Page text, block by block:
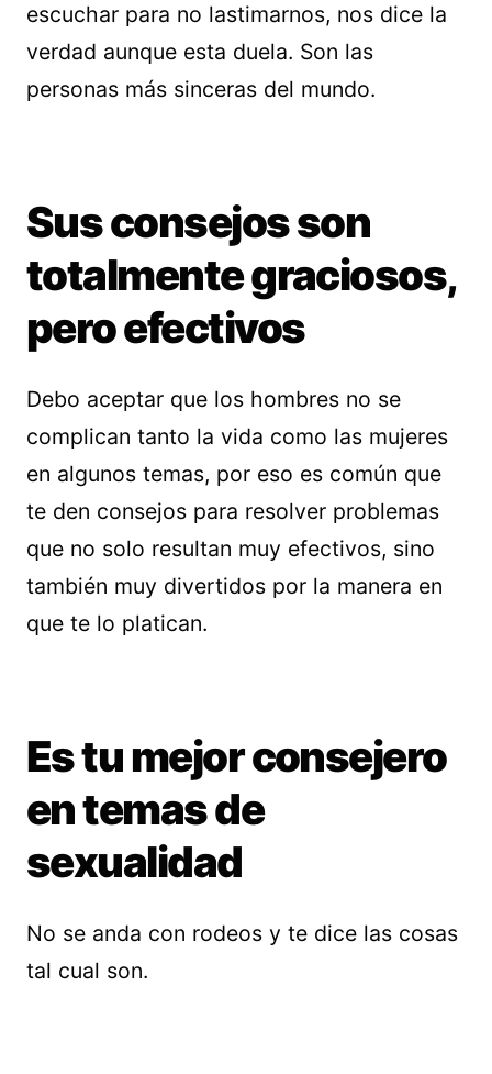
escuchar para no lastimarnos, nos dice la
verdad aunque esta duela. Son las
personas más sinceras del mundo.
Sus consejos son
totalmente graciosos,
pero efectivos
Debo aceptar que los hombres no se
complican tanto la vida como las mujeres
en algunos temas, por eso es común que
te den consejos para resolver problemas
que no solo resultan muy efectivos, sino
también muy divertidos por la manera en
que te lo platican.
Es tu mejor consejero
en temas de
sexualidad
No se anda con rodeos y te dice las cosas
tal cual son.